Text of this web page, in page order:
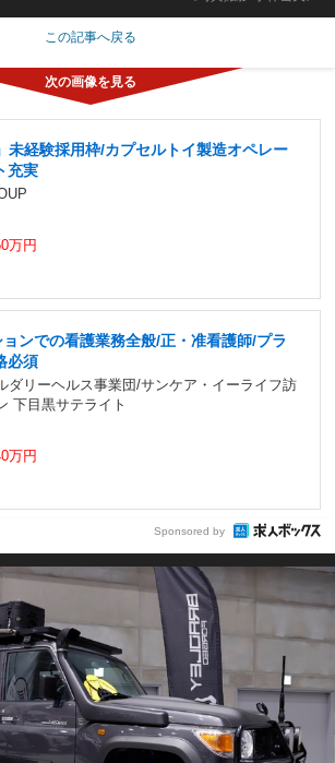
この記事へ戻る
未経験採用枠/カプセルトイ製造オペレー
充実
万円
ンでの看護業務全般/正・准看護師/プラ
必須
ダリーヘルス事業団/サンケア・イーライフ訪
下目黒サテライト
万円
Sponsored by